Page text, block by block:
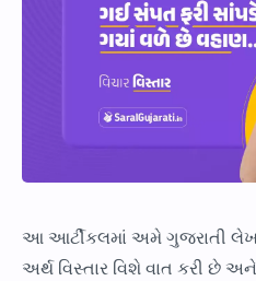
આ આર્ટીકલમાં અમે ગુજરાતી
અર્થ વિસ્તાર વિશે વાત કરી છે